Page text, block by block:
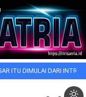
DARI INTROSPEKSI